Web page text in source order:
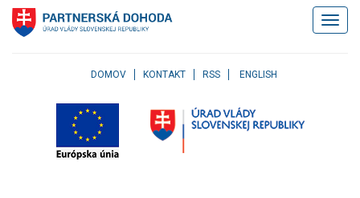
Klávesové
skratky
Skočiť
DOMOV KONTAKT RSS ENGLISH